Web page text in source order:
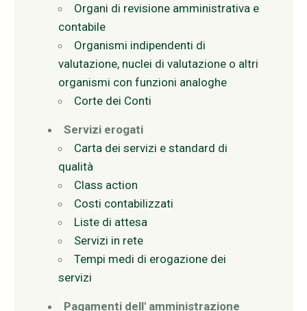
Organi di revisione amministrativa e
contabile
Organismi indipendenti di
valutazione, nuclei di valutazione o altri
organismi con funzioni analoghe
Corte dei Conti
Servizi erogati
Carta dei servizi e standard di
qualità
Class action
Costi contabilizzati
Liste di attesa
Servizi in rete
Tempi medi di erogazione dei
servizi
Pagamenti dell' amministrazione